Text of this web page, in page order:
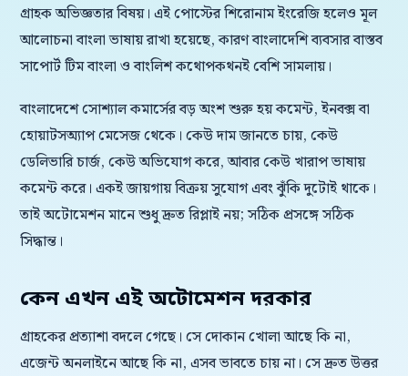
গ্রাহক অভিজ্ঞতার বিষয়। এই পোস্টের শিরোনাম ইংরেজি হলেও মূল
আলোচনা বাংলা ভাষায় রাখা হয়েছে, কারণ বাংলাদেশি ব্যবসার বাস্তব
সাপোর্ট টিম বাংলা ও বাংলিশ কথোপকথনই বেশি সামলায়।
বাংলাদেশে সোশ্যাল কমার্সের বড় অংশ শুরু হয় কমেন্ট, ইনবক্স বা
হোয়াটসঅ্যাপ মেসেজ থেকে। কেউ দাম জানতে চায়, কেউ
ডেলিভারি চার্জ, কেউ অভিযোগ করে, আবার কেউ খারাপ ভাষায়
কমেন্ট করে। একই জায়গায় বিক্রয় সুযোগ এবং ঝুঁকি দুটোই থাকে।
তাই অটোমেশন মানে শুধু দ্রুত রিপ্লাই নয়; সঠিক প্রসঙ্গে সঠিক
সিদ্ধান্ত।
কেন এখন এই অটোমেশন দরকার
গ্রাহকের প্রত্যাশা বদলে গেছে। সে দোকান খোলা আছে কি না,
এজেন্ট অনলাইনে আছে কি না, এসব ভাবতে চায় না। সে দ্রুত উত্তর